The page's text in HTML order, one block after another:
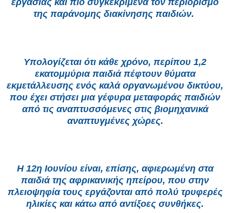
εργασίας και πιο συγκεκριμένα τον περιορισμό
της παράνομης διακίνησης παιδιών.
Υπολογίζεται ότι κάθε χρόνο, περίπου 1,2
εκατομμύρια παιδιά πέφτουν θύματα
εκμετάλλευσης ενός καλά οργανωμένου δικτύου,
που έχει στήσει μια γέφυρα μεταφοράς παιδιών
από τις αναπτυσσόμενες στις βιομηχανικά
αναπτυγμένες χώρες.
Η 12η Ιουνίου είναι, επίσης, αφιερωμένη στα
παιδιά της αφρικανικής ηπείρου, που στην
πλειοψηφία τους εργάζονται από πολύ τρυφερές
ηλικίες και κάτω από αντίξοες συνθήκες.